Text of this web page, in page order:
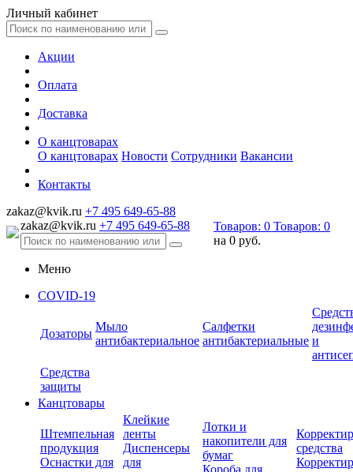
Личный кабинет
Акции
Оплата
Доставка
О канцтоварах
О канцтоварах Новости Сотрудники Вакансии
Контакты
zakaz@kvik.ru +7 495 649-65-88
zakaz@kvik.ru +7 495 649-65-88 Товаров: 0 Товаров: 0
на 0 руб.
Меню
COVID-19
Дозаторы
Мыло
антибактериальное
Салфетки
антибактериальные и
Средства
защиты
Канцтовары
Штемпельная
продукция
Оснастки для
Клейкие
ленты
Диспенсеры
для
Лотки и
накопители для
бумаг
Короба для
средства